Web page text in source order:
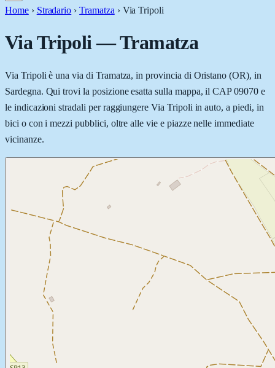
Home › Stradario › Tramatza › Via Tripoli
Via Tripoli—Tramatza
Via Tripoli è una via di Tramatza, in provincia di Oristano (OR), in
Sardegna. Qui trovi la posizione esatta sulla mappa, il CAP 09070 e
le indicazioni stradali per raggiungere Via Tripoli in auto, a piedi, in
bici o con i mezzi pubblici, oltre alle vie e piazze nelle immediate
vicinanze.